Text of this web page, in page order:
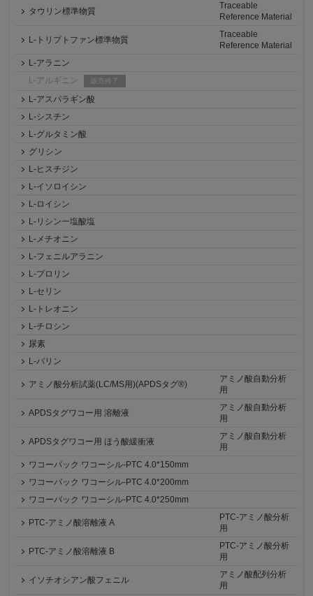
タウリン標準物質
Traceable
Reference Material
L-トリプトファン標準物質
Traceable
Reference Material
L-アラニン
L-アルギニン
販売終了
L-アスパラギン酸
L-シスチン
L-グルタミン酸
グリシン
L-ヒスチジン
L-イソロイシン
L-ロイシン
L-リシン一塩酸塩
L-メチオニン
L-フェニルアラニン
L-プロリン
L-セリン
L-トレオニン
L-チロシン
尿素
L-バリン
アミノ酸分析試薬(LC/MS用)(APDSタグ®)
アミノ酸自動分析
用
APDSタグワコー用 溶離液
アミノ酸自動分析
用
APDSタグワコー用 ほう酸緩衝液
アミノ酸自動分析
用
ワコーパック ワコーシル-PTC 4.0*150mm
ワコーパック ワコーシル-PTC 4.0*200mm
ワコーパック ワコーシル-PTC 4.0*250mm
PTC-アミノ酸溶離液 A
PTC-アミノ酸分析
用
PTC-アミノ酸溶離液 B
PTC-アミノ酸分析
用
イソチオシアン酸フェニル
アミノ酸配列分析
用